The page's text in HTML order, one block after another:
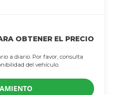
OBTENER EL PRECIO
a diario. Por favor, consulta
del vehículo.